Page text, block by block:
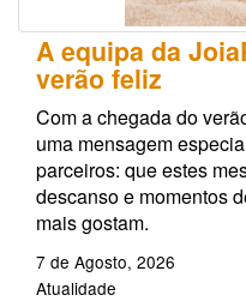
A equipa da
verão feliz
Com a chegada do
uma mensagem
parceiros: que estes
descanso e momentos
mais gostam.
7 de Agosto, 2026
Atualidade